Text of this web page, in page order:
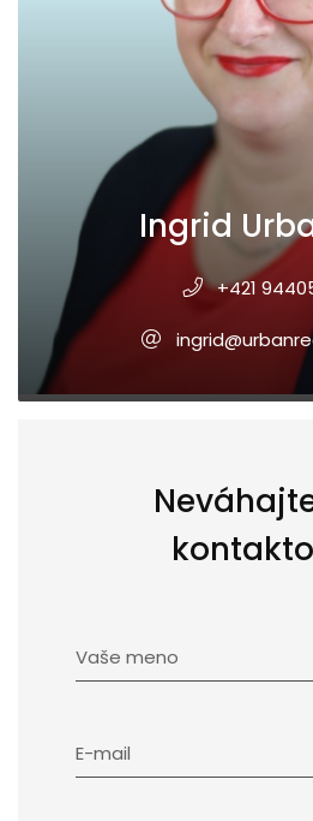
Ingrid
+421
Vaše meno
E-mail